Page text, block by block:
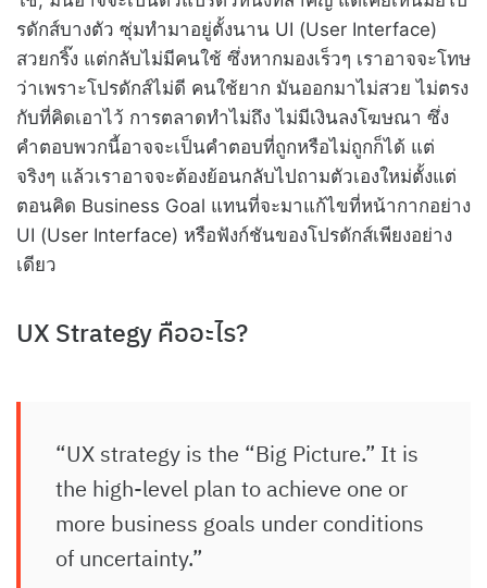
รดักส์บางตัว ซุ่มทำมาอยู่ตั้งนาน UI (User Interface)
สวยกริ๊ง แต่กลับไม่มีคนใช้ ซึ่งหากมองเร็วๆ เราอาจจะโทษ
ว่าเพราะโปรดักส์ไม่ดี คนใช้ยาก มันออกมาไม่สวย ไม่ตรง
กับที่คิดเอาไว้ การตลาดทำไม่ถึง ไม่มีเงินลงโฆษณา ซึ่ง
คำตอบพวกนี้อาจจะเป็นคำตอบที่ถูกหรือไม่ถูกก็ได้ แต่
จริงๆ แล้วเราอาจจะต้องย้อนกลับไปถามตัวเองใหม่ตั้งแต่
ตอนคิด Business Goal แทนที่จะมาแก้ไขที่หน้ากากอย่าง
UI (User Interface) หรือฟังก์ชันของโปรดักส์เพียงอย่าง
เดียว
UX Strategy คืออะไร?
“UX strategy is the “Big Picture.” It is
the high-level plan to achieve one or
more business goals under conditions
of uncertainty.”